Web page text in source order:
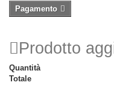
Pagamento
Prodotto
Quantità
Totale